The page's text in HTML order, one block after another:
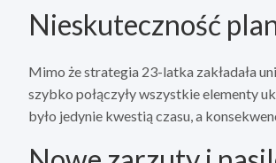
Nieskuteczność
Mimo że strategia 23-latka zakładała
szybko połączyły wszystkie elementy
było jedynie kwestią czasu, a